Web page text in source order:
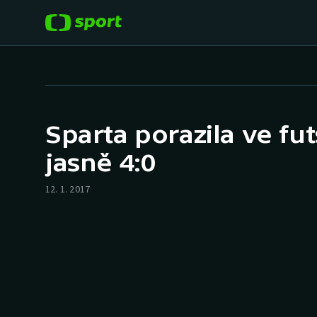
Hokej
Tenis
Baseball a softbal
Sparta porazila ve
jasně 4:0
12. 1. 2017